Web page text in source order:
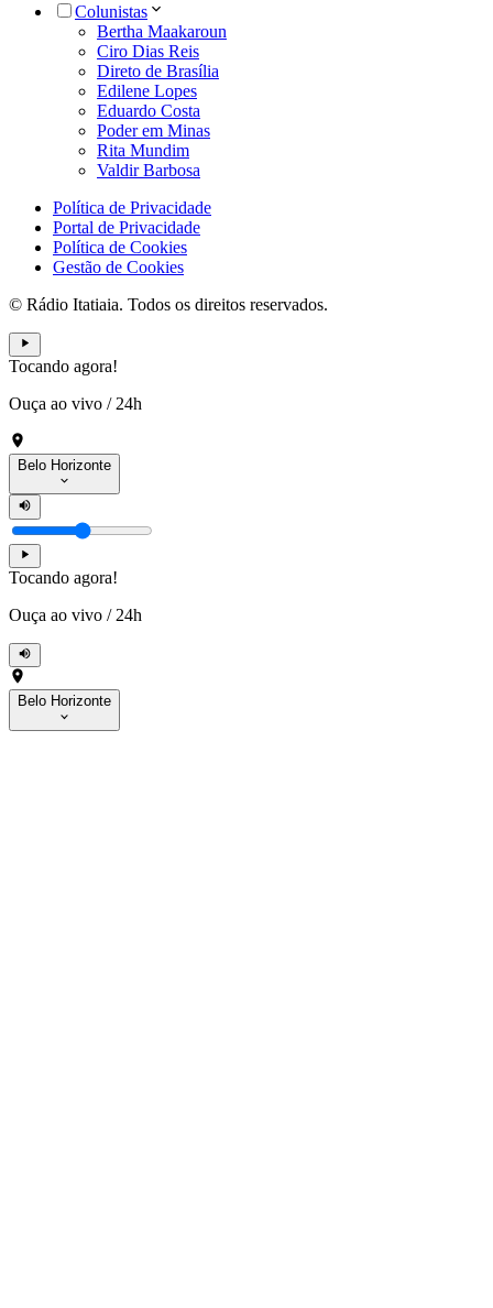
Colunistas
Bertha Maakaroun
Ciro Dias Reis
Direto de Brasília
Edilene Lopes
Eduardo Costa
Poder em Minas
Rita Mundim
Valdir Barbosa
Política de Privacidade
Portal de Privacidade
Política de Cookies
Gestão de Cookies
© Rádio Itatiaia. Todos os direitos reservados.
Tocando agora!
Ouça ao vivo / 24h
Belo Horizonte
Tocando agora!
Ouça ao vivo / 24h
Belo Horizonte